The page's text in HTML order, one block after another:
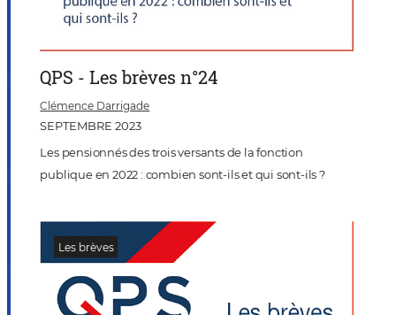
QPS - Les brèves n°24
Clémence Darrigade
SEPTEMBRE 2023
Les pensionnés des trois versants de la fonction
publique en 2022 : combien sont-ils et qui sont-ils ?
Les brèves